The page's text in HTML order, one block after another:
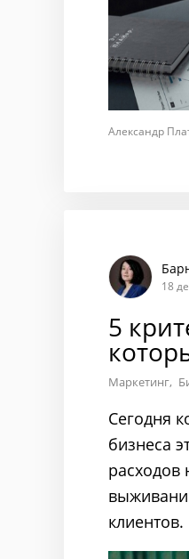
Александр
18
5
Маркетинг
Сегодня
бизнеса
расходов
клиентов.